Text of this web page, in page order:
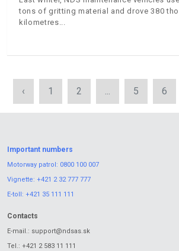
tons of gritting material and drove 380
kilometres
‹ 1 2 5 6
Important numbers
Motorway patrol: 0800 100 007
Vignette: +421 2 32 777 777
E-toll: +421 35 111 111
Contacts
E-mail.: support@ndsas.sk
Tel.: +421 2 583 11 111